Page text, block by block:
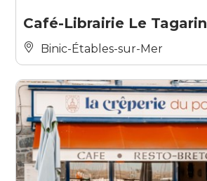
Café-Librairie Le Tagarin
Binic-Étables-sur-Mer